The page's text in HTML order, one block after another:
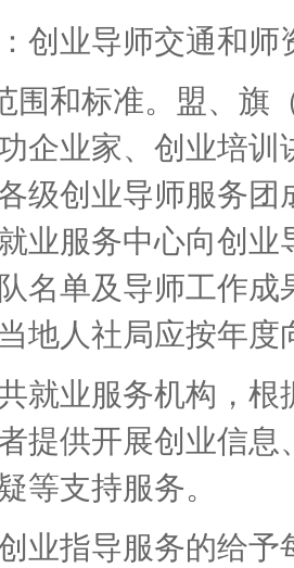
业导师交通和师
和标准。盟、旗（
企业家、创业培
级创业导师服务
业服务中心向创
名单及导师工作
地人社局应按年
业服务机构，根
提供开展创业信
等支持服务。
指导服务的给予